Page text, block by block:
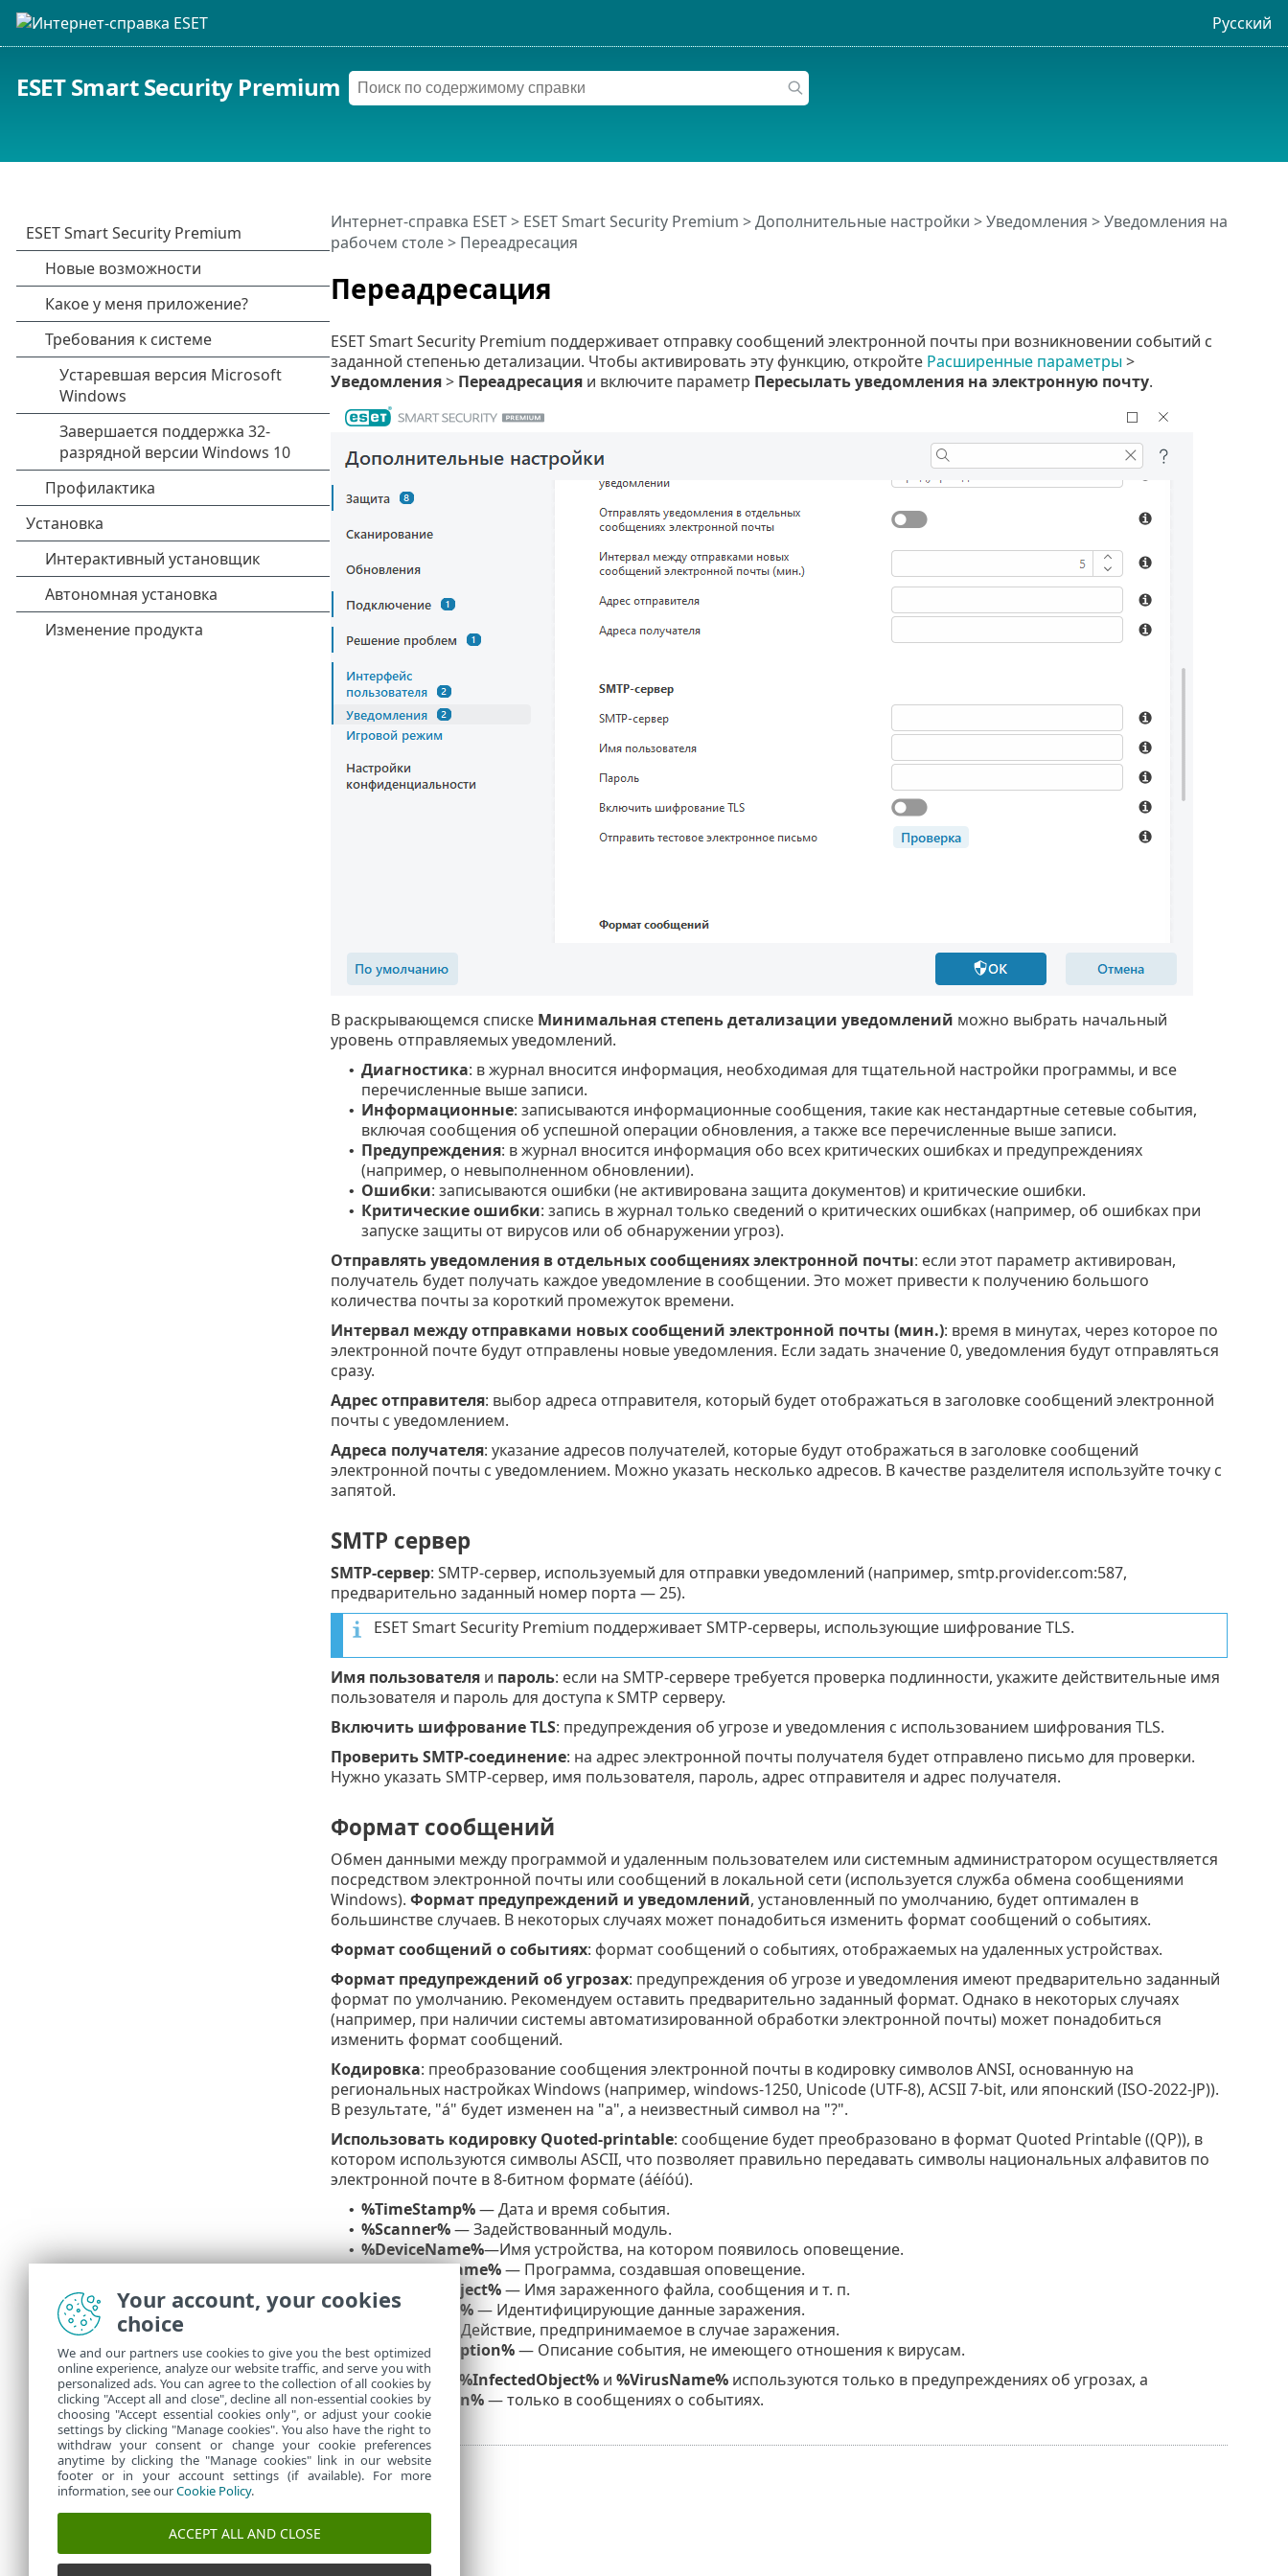
Русский
ESET Smart Security Premium
Переадресация
Интернет-справка ESET> ESET Smart Security Premium >Дополнительные настройки >Уведомления >Уведомления на
рабочем столе> Переадресация
ESET Smart Security Premium поддерживает отправку сообщений электронной почты при возникновении событий с
заданной степенью детализации. Чтобы активировать эту функцию, откройте Расширенные параметры>
Уведомления> Переадресацияи включите параметр Пересылать уведомления на электронную почту.
В раскрывающемся списке Минимальная степень детализации уведомлений можно выбрать начальный
уровень отправляемых уведомлений.
• Диагностика: в журнал вносится информация, необходимая для тщательной настройки программы, и все
перечисленные выше записи.
• Информационные: записываются информационные сообщения, такие как нестандартные сетевые события,
включая сообщения об успешной операции обновления, а также все перечисленные выше записи.
• Предупреждения: в журнал вносится информация обо всех критических ошибках и предупреждениях
(например, о невыполненном обновлении).
• Ошибки: записываются ошибки (не активирована защита документов) и критические ошибки.
• Критические ошибки: запись в журнал только сведений о критических ошибках (например, об ошибках при
запуске защиты от вирусов или об обнаружении угроз).
Отправлять уведомления в отдельных сообщениях электронной почты: если этот параметр активирован,
получатель будет получать каждое уведомление в сообщении. Это может привести к получению большого
количества почты за короткий промежуток времени.
Интервал между отправками новых сообщений электронной почты (мин.): время в минутах, через которое по
электронной почте будут отправлены новые уведомления. Если задать значение 0, уведомления будут отправляться
сразу.
Адрес отправителя: выбор адреса отправителя, который будет отображаться в заголовке сообщений электронной
почты с уведомлением.
Адреса получателя: указание адресов получателей, которые будут отображаться в заголовке сообщений
электронной почты с уведомлением. Можно указать несколько адресов. В качестве разделителя используйте точку с
запятой.
SMTP сервер
SMTP-сервер: SMTP-сервер, используемый для отправки уведомлений (например, smtp.provider.com:587,
предварительно заданный номер порта — 25).
ESET Smart Security Premium поддерживает SMTP-серверы, использующие шифрование TLS.
Имя пользователя и пароль: если на SMTP-сервере требуется проверка подлинности, укажите действительные имя
пользователя и пароль для доступа к SMTP серверу.
Включить шифрование TLS: предупреждения об угрозе и уведомления с использованием шифрования TLS.
Проверить SMTP-соединение: на адрес электронной почты получателя будет отправлено письмо для проверки.
Нужно указать SMTP-сервер, имя пользователя, пароль, адрес отправителя и адрес получателя.
Формат сообщений
Обмен данными между программой и удаленным пользователем или системным администратором осуществляется
посредством электронной почты или сообщений в локальной сети (используется служба обмена сообщениями
Windows). Формат предупреждений и уведомлений, установленный по умолчанию, будет оптимален в
большинстве случаев. В некоторых случаях может понадобиться изменить формат сообщений о событиях.
Формат сообщений о событиях: формат сообщений о событиях, отображаемых на удаленных устройствах.
Формат предупреждений об угрозах: предупреждения об угрозе и уведомления имеют предварительно заданный
формат по умолчанию. Рекомендуем оставить предварительно заданный формат. Однако в некоторых случаях
(например, при наличии системы автоматизированной обработки электронной почты) может понадобиться
изменить формат сообщений.
Кодировка: преобразование сообщения электронной почты в кодировку символов ANSI, основанную на
региональных настройках Windows (например, windows-1250, Unicode (UTF-8), ACSII 7-bit, или японский (ISO-2022-JP)).
В результате, "á" будет изменен на "a", а неизвестный символ на "?".
Использовать кодировку Quoted-printable: сообщение будет преобразовано в формат Quoted Printable ((QP)), в
котором используются символы ASCII, что позволяет правильно передавать символы национальных алфавитов по
электронной почте в 8-битном формате (áéíóú).
• %TimeStamp%— Дата и время события.
• %Scanner%— Задействованный модуль.
• %DeviceName%—Имя устройства, на котором появилось оповещение.
%ProgramName%— Программа, создавшая оповещение.
%InfectedObject%— Имя зараженного файла, сообщения и т. п.
• %VirusName%— Идентифицирующие данные заражения.
— Действие, предпринимаемое в случае заражения.
• %ErrorDescription%— Описание события, не имеющего отношения к вирусам.
Ключевые слова %InfectedObject%и %VirusName%используются только в предупреждениях об угрозах, а
%ErrorDescription%— только в сообщениях о событиях.
Your account, your cookies
choice
We and our partners use cookies to give you the best optimized
online experience, analyze our website traffic, and serve you with
personalized ads. You can agree to the collection of all cookies by
clicking "Accept all and close", decline all non-essential cookies by
choosing "Accept essential cookies only", or adjust your cookie
settings by clicking "Manage cookies". You also have the right to
withdraw your consent or change your cookie preferences
anytime by clicking the "Manage cookies" link in our website
footer or in your account settings (if available). For more
information, see ourCookie Policy.
ACCEPT ALL AND CLOSE